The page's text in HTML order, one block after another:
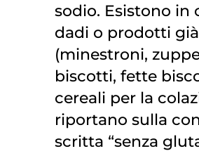
sodio. Esistono in
dadi o prodotti
(minestroni,
biscotti, fette
cereali per la
riportano sulla
scritta “senza